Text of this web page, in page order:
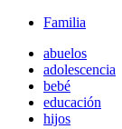
Familia
abuelos
adolescencia
bebé
educación
hijos